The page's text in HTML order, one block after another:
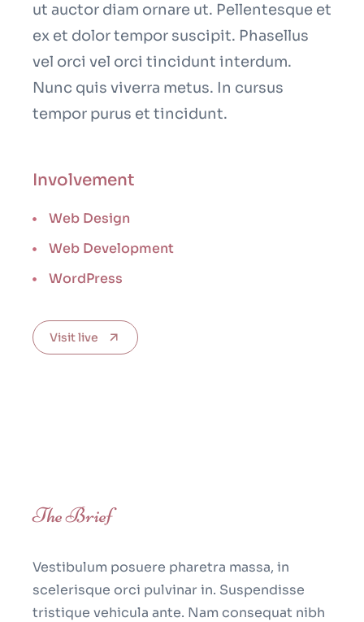
ut auctor diam ornare ut. Pellentesque et
ex et dolor tempor suscipit. Phasellus
vel orci vel orci tincidunt interdum.
Nunc quis viverra metus. In cursus
tempor purus et tincidunt.
Involvement
Web Design
Web Development
WordPress
Visit live
The Brief
Vestibulum posuere pharetra massa, in
scelerisque orci pulvinar in. Suspendisse
tristique vehicula ante. Nam consequat nibh